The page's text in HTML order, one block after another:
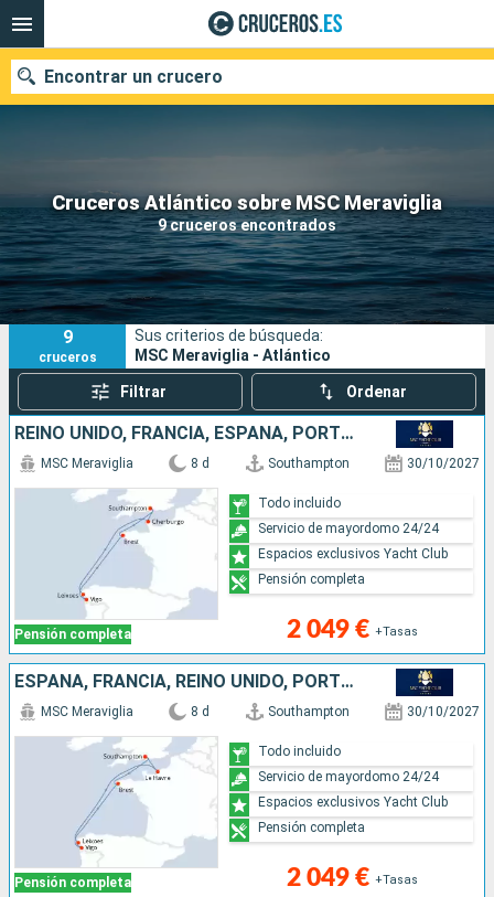
Cruceros Atlántico sobre MSC Meraviglia
9 cruceros encontrados
Encontrar un crucero
Nuestros destinos
Fecha de salida
Puertos Compañías
Buscar
9
cruceros
Sus criterios de búsqueda:
MSC Meraviglia - Atlántico
Filtrar Ordenar
REINO UNIDO, FRANCIA, ESPAÑA, PORTUGAL
Pensión completa
MSC Meraviglia 8 d Southampton 30/10/2027
2 049 € +Tasas
Todo incluido
Servicio de mayordomo 24/24
Espacios exclusivos Yacht Club
Pensión completa
ESPAÑA, FRANCIA, REINO UNIDO, PORTUGAL
Pensión completa
MSC Meraviglia 8 d Southampton 30/10/2027
2 049 € +Tasas
Todo incluido
Servicio de mayordomo 24/24
Espacios exclusivos Yacht Club
Pensión completa